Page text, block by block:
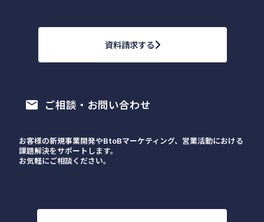
資料請求する
email ご相談・お問い合わせ
お客様の新規事業開発やBtoBマーケティング、営業活動における
課題解決をサポートします。
お気軽にご相談ください。